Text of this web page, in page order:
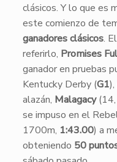
clásicos. Y lo que es
este comienzo de
ganadores clásicos.
referirlo, Promises
ganador en pruebas
Kentucky Derby (G1
alazán, Malagacy(14,
se impuso en el
1700m, 1:43.00) a
obteniendo 50